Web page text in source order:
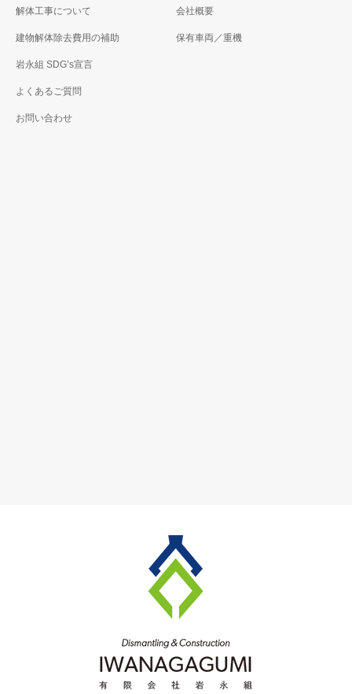
解体工事について
建物解体除去費用の補助
岩永組 SDG’s宣言
よくあるご質問
お問い合わせ
会社概要
保有車両／重機